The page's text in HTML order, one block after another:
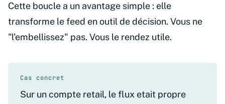
Cette boucle a un avantage simple : elle
transforme le feed en outil de décision. Vous ne
"l'embellissez" pas. Vous le rendez utile.
Cas concret
Sur un compte retail, le flux etait propre